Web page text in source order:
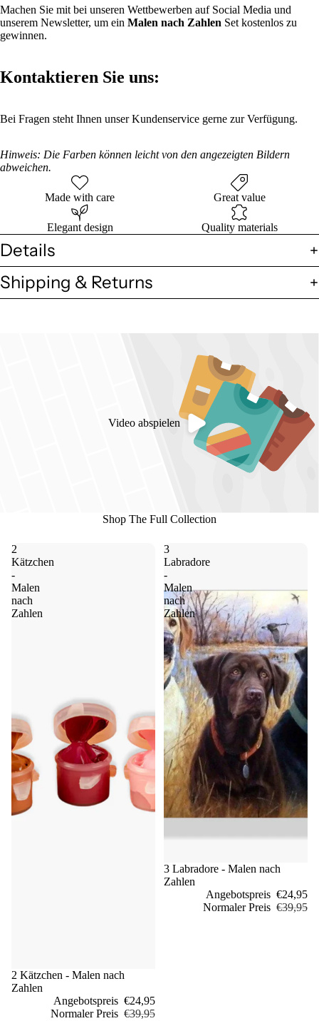
Machen Sie mit bei unseren Wettbewerben auf Social Media und
unserem Newsletter, um ein Malen nach Zahlen Set kostenlos zu
gewinnen.
Kontaktieren Sie uns:
Bei Fragen steht Ihnen unser Kundenservice gerne zur Verfügung.
Hinweis: Die Farben können leicht von den angezeigten Bildern
abweichen.
Made with care Great value
Elegant design Quality materials
Details
Shipping & Returns
Video abspielen
Shop The Full Collection
2
Kätzchen
-
Malen
nach
Zahlen
Sale
2 Kätzchen - Malen nach
Zahlen
Angebotspreis €24,95
Normaler Preis €39,95
3
Labradore
-
Malen
nach
Zahlen
Sale
3 Labradore - Malen nach
Zahlen
Angebotspreis €24,95
Normaler Preis €39,95